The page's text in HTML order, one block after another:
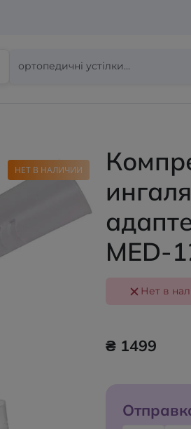
НЕТ В НАЛИЧИИ
MED-
Нет в
₴ 1499